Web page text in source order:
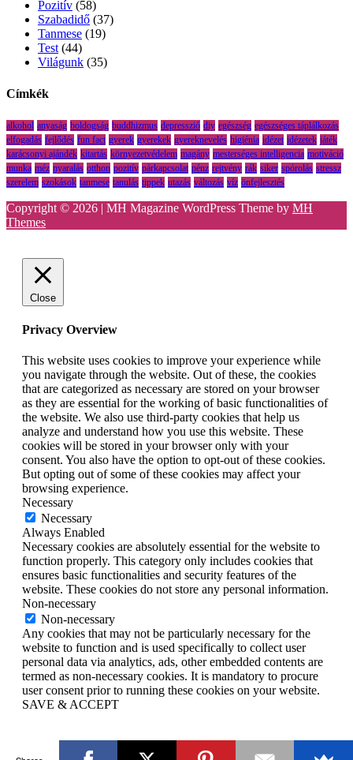
Pozitív (58)
Szabadidő (37)
Tanmese (19)
Test (44)
Világunk (35)
Címkék
alkohol anyaság boldogság buddhizmus depresszió diy egészség egészséges táplálkozás
elfogadás fejlődés fun fact gyerek gyerekek gyereknevelés higiénia idézet idézetek játék
karácsonyi ajándék kitartás környezetvédelem magány mesterséges intelligencia motiváció
munka méz nyaralás otthon pozitív párkapcsolat pénz rejtvény rák siker spórolás stressz
szerelem szokások tanmese tanulás tippek utazás változás víz önfejlesztés
Copyright © 2026 | MH Magazine WordPress Theme by MH
Themes
Close
Privacy Overview
This website uses cookies to improve your experience while
you navigate through the website. Out of these, the cookies
that are categorized as necessary are stored on your browser
as they are essential for the working of basic functionalities of
the website. We also use third-party cookies that help us
analyze and understand how you use this website. These
cookies will be stored in your browser only with your
consent. You also have the option to opt-out of these cookies.
But opting out of some of these cookies may affect your
browsing experience.
Necessary
Necessary
Always Enabled
Necessary cookies are absolutely essential for the website to
function properly. This category only includes cookies that
ensures basic functionalities and security features of the
website. These cookies do not store any personal information.
Non-necessary
Non-necessary
Any cookies that may not be particularly necessary for the
website to function and is used specifically to collect user
personal data via analytics, ads, other embedded contents are
termed as non-necessary cookies. It is mandatory to procure
user consent prior to running these cookies on your website.
SAVE & ACCEPT